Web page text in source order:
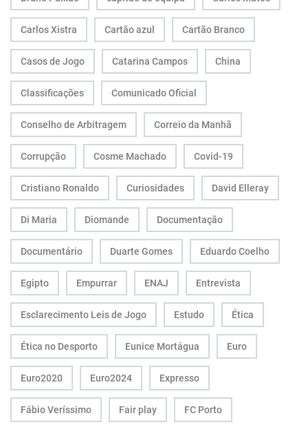
Carlos Xistra Cartão azul Cartão Branco
Casos de Jogo Catarina Campos China
Classificações Comunicado Oficial
Conselho de Arbitragem Correio da Manhã
Corrupção Cosme Machado Covid-19
Cristiano Ronaldo Curiosidades David Elleray
Di Maria Diomande Documentação
Documentário Duarte Gomes Eduardo Coelho
Egipto Empurrar ENAJ Entrevista
Esclarecimento Leis de Jogo Estudo Ética
Ética no Desporto Eunice Mortágua Euro
Euro2020 Euro2024 Expresso
Fábio Veríssimo Fair play FC Porto